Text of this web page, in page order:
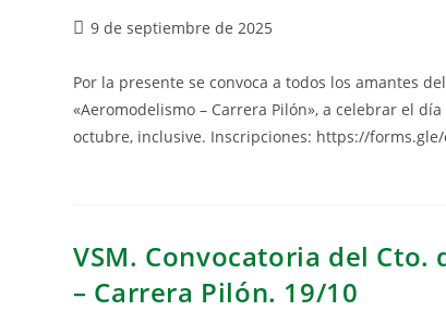
9 de septiembre de 2025
Por la presente se convoca a todos los amantes
«Aeromodelismo – Carrera Pilón», a celebrar el
octubre, inclusive. Inscripciones: https://forms.gle/
VSM. Convocatoria del
– Carrera Pilón. 19/10